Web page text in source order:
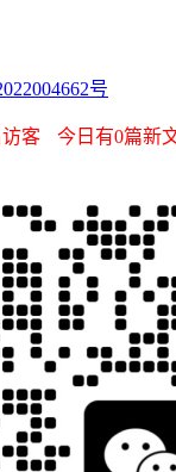
号
客 今日有0篇新